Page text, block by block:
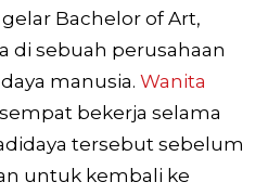
Bachelor of Art,
di sebuah perusahaan
manusia. Wanita
bekerja selama
tersebut sebelum
untuk kembali ke